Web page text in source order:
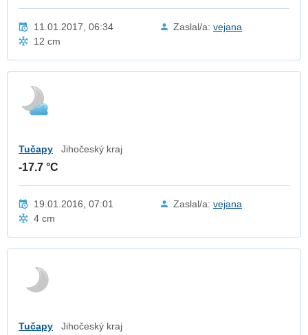
11.01.2017, 06:34 Zaslal/a: vejana
12 cm
Tučapy Jihočeský kraj
-17.7 °C
19.01.2016, 07:01 Zaslal/a: vejana
4 cm
Tučapy Jihočeský kraj